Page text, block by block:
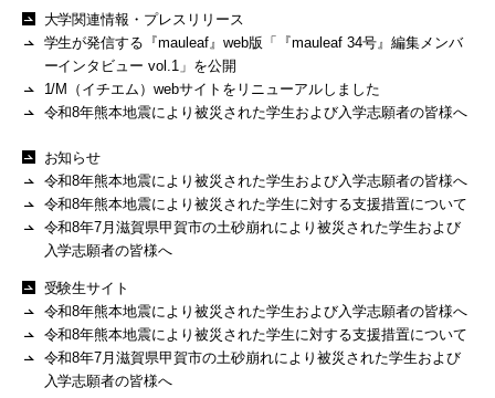
大学関連情報・プレスリリース
学生が発信する『mauleaf』web版「『mauleaf 34号』編集メンバ
ーインタビュー vol.1」を公開
1/M（イチエム）webサイトをリニューアルしました
令和8年熊本地震により被災された学生および入学志願者の皆様へ
お知らせ
令和8年熊本地震により被災された学生および入学志願者の皆様へ
令和8年熊本地震により被災された学生に対する支援措置について
令和8年7月滋賀県甲賀市の土砂崩れにより被災された学生および
入学志願者の皆様へ
受験生サイト
令和8年熊本地震により被災された学生および入学志願者の皆様へ
令和8年熊本地震により被災された学生に対する支援措置について
令和8年7月滋賀県甲賀市の土砂崩れにより被災された学生および
入学志願者の皆様へ